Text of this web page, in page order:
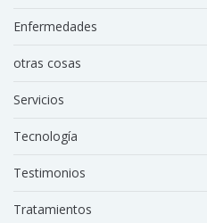
Enfermedades
otras cosas
Servicios
Tecnología
Testimonios
Tratamientos